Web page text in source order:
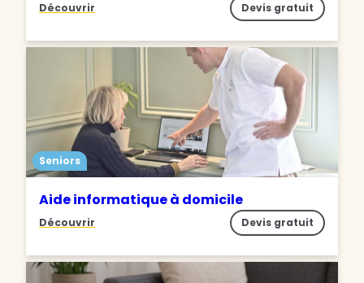
Découvrir Devis gratuit
Seniors
Aide informatique à domicile
Découvrir Devis gratuit